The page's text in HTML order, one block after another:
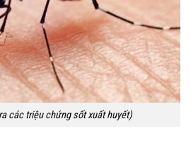
các triệu chứng sốt xuất huyết)